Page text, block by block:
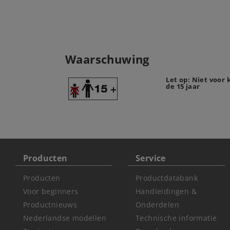
Waarschuwing
Let op: Niet voor
de 15 jaar
Producten
Producten
Voor beginners
Productnieuws
Nederlandse modellen
Service
Productdatabank
Handleidingen &
Onderdelen
Technische informatie